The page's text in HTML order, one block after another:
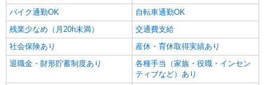
バイク通勤OK
自転車通勤OK
残業少なめ（月20h未満）
交通費支給
社会保険あり
産休・育休取得実績あり
退職金・財形貯蓄制度あり
各種手当（家族・役職・インセン
ティブなど）あり